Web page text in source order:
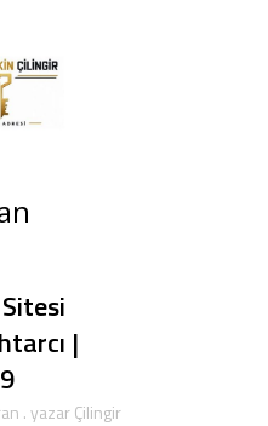
|
. yazarÇilingir